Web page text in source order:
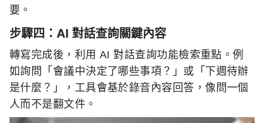
要。
步驟四：AI 對話查詢關鍵內容
轉寫完成後，利用 AI 對話查詢功能檢索重點。例
如詢問「會議中決定了哪些事項？」或「下週待辦
是什麼？」，工具會基於錄音內容回答，像問一個
人而不是翻文件。